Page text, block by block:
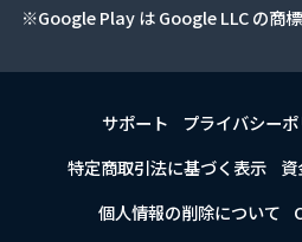
※Google Play は Google LLC の商標
サポート プライバシー
特定商取引法に基づく表示
個人情報の削除について